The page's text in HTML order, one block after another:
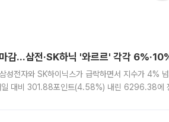
감…삼전·SK하닉 '와르르' 각각
성전자와 SK하이닉스가 급락하면서 지수가 4%
일 대비 301.88포인트(4.58%) 내린 6296.38에